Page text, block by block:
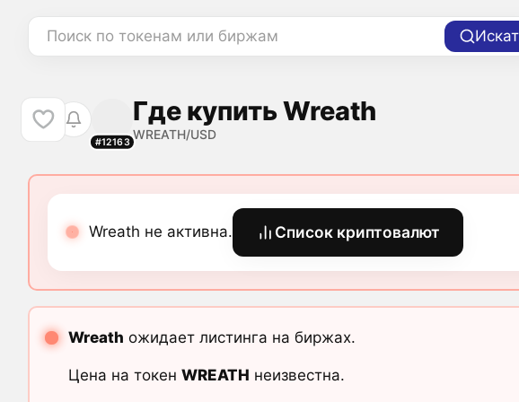
Поиск по токенам или биржам
#12163
Где купить Wreath
WREATH/USD
Wreath не активна. Список криптовалют
Wreath ожидает листинга на биржах.
Цена на токен WREATH неизвестна.